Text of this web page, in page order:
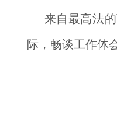
来自最高法
际，畅谈工作体